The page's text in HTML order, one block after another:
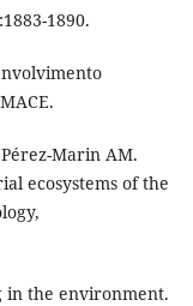
1890.
Pérez-Marin AM.
ecosystems of the
in the environment.